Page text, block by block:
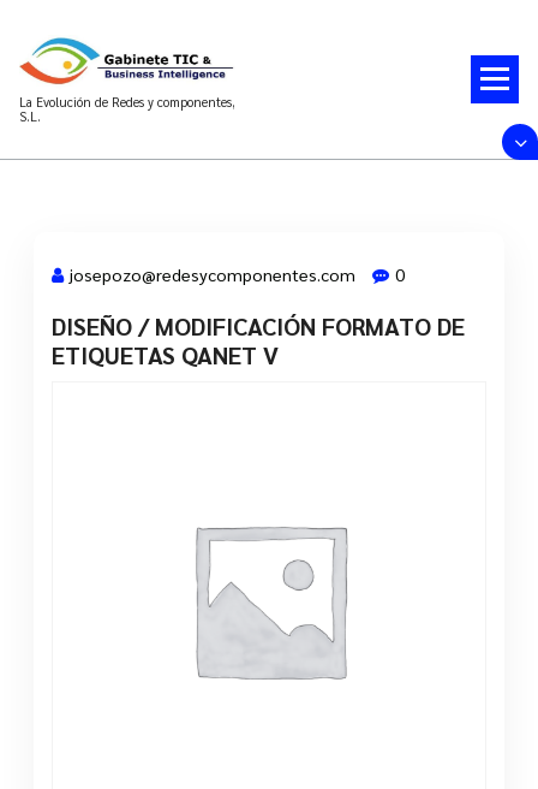
contenido
La Evolución de Redes y componentes,
S.L.
28 Mar, 2022
josepozo@redesycomponentes.com 0
DISEÑO / MODIFICACIÓN FORMATO DE
ETIQUETAS QANET V